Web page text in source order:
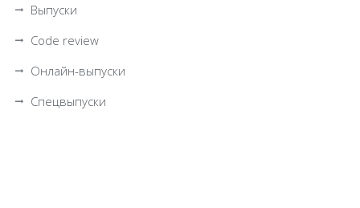
Выпуски
Code review
Онлайн-выпуски
Спецвыпуски